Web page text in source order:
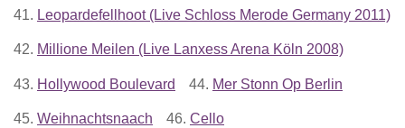
41. Leopardefellhoot (Live Schloss Merode Germany 2011)
42. Millione Meilen (Live Lanxess Arena Köln 2008)
43. Hollywood Boulevard 44. Mer Stonn Op Berlin
45. Weihnachtsnaach 46. Cello